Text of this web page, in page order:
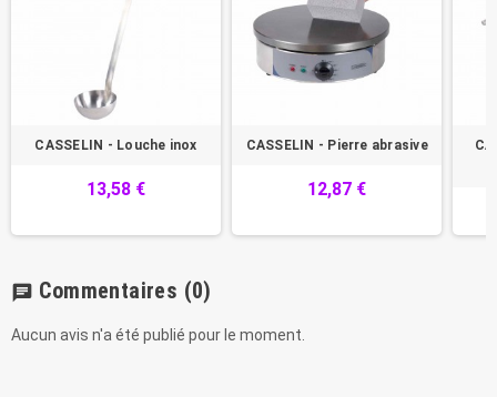
CASSELIN - Louche inox
13,58 €
CASSELIN - Pierre abrasive
12,87 €
chat Commentaires (0)
Aucun avis n'a été publié pour le moment.